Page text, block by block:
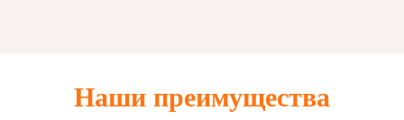
Наши преимущества